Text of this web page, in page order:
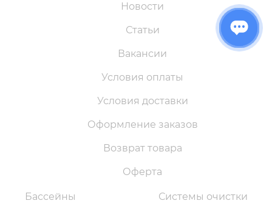
Новости
Статьи
Вакансии
Условия оплаты
Условия доставки
Оформление заказов
Возврат товара
Оферта
Бассейны
Системы очистки